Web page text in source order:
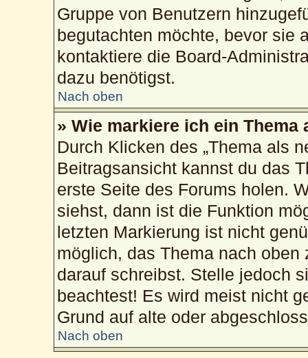
Gruppe von Benutzern
begutachten möchte, bevor sie
kontaktiere die Board-
dazu benötigst.
Nach oben
» Wie markiere ich ein Thema
Durch Klicken des „Thema als
Beitragsansicht kannst du das
erste Seite des Forums holen.
siehst, dann ist die Funktion
letzten Markierung ist nicht
möglich, das Thema nach
darauf schreibst. Stelle jedoch
beachtest! Es wird meist nicht
Grund auf alte oder
Nach oben